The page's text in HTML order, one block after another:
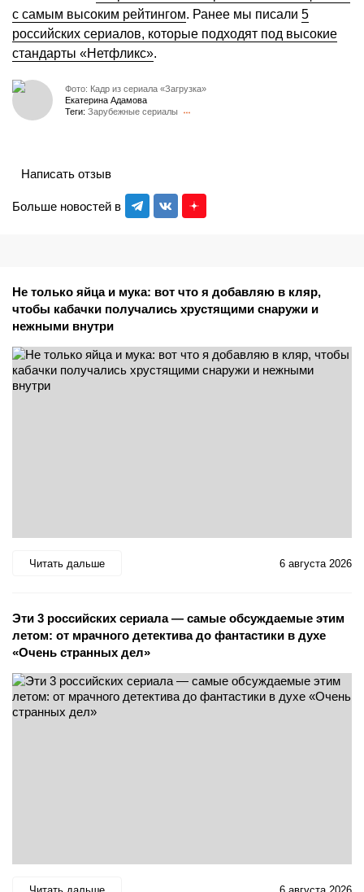
с самым высоким рейтингом. Ранее мы писали 5
российских сериалов, которые подходят под высокие
стандарты «Нетфликс».
Фото: Кадр из сериала «Загрузка»
Екатерина Адамова
Теги: Зарубежные сериалы
Больше новостей в
Написать отзыв
Не только яйца и мука: вот что я добавляю в кляр,
чтобы кабачки получались хрустящими снаружи и
нежными внутри
Читать дальше 6 августа 2026
Эти 3 российских сериала — самые обсуждаемые этим
летом: от мрачного детектива до фантастики в духе
«Очень странных дел»